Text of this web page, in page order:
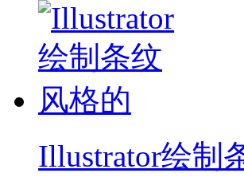
Illustrator绘制